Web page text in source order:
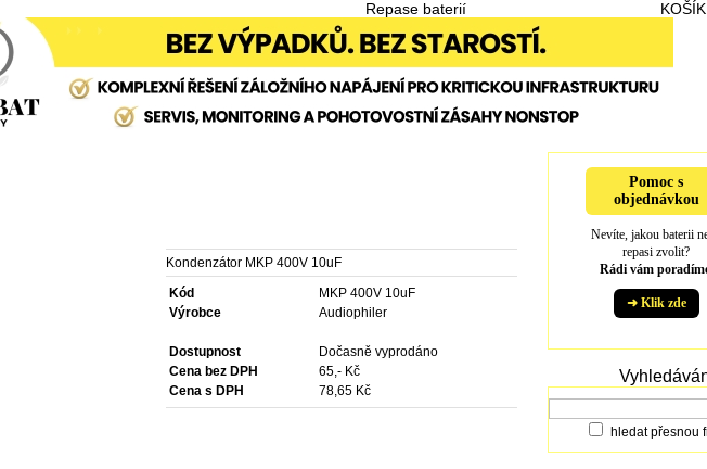
Repase baterií KOŠÍK
Kondenzátor MKP 400V 10uF
Kód
MKP 400V 10uF
Výrobce
Audiophiler
Dostupnost
Dočasně vyprodáno
Cena bez DPH
65,- Kč
Cena s DPH
78,65 Kč
Pomoc s
objednávkou
Nevíte, jakou baterii
repasi zvolit?
Rádi vám
➜ Klik zde
hledat přesnou